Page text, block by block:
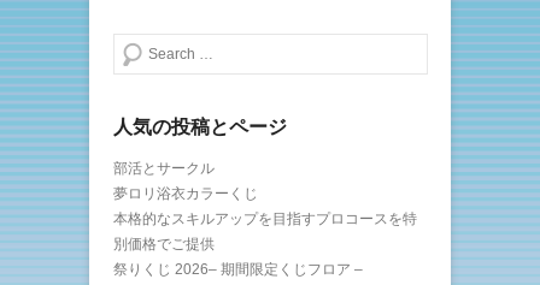
開
す
検索する
人気の投稿とページ
部活とサークル
夢ロリ浴衣カラーくじ
本格的なスキルアップを目指すプロコースを特
別価格でご提供
祭りくじ 2026– 期間限定くじフロア –